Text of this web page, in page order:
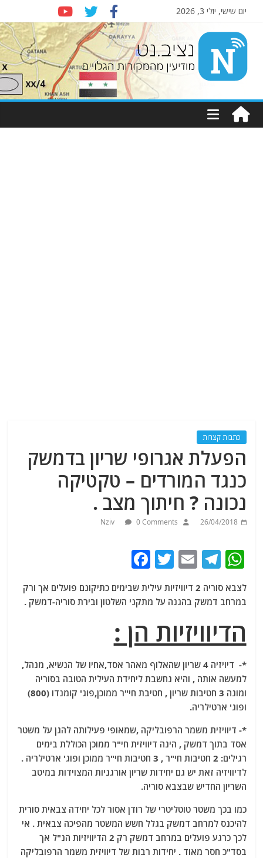
יום שישי, יולי 3, 2026
Nziv.net
מודיעין
מהמקורות
כתבות קצרות
הפעלת אגרופי שריון בדמשק
כנגד המורדים – טקטיקה
נכונה ? חיתוך מצב .
26/04/2018
Nziv 0 Comments
W
at
A
p
p
T
e
g
ra
m
E
ai
T
w
itt
er
c
b
o
o
k
לצבא סוריה 2 דיוויזיות עילית שבימים כתיקונם פועלים אך ורק
במרחב דמשק בהגנה על מתקני השלטון ובירת סוריה-דמשק .
הדיוויזיות הן :
*- דיויזיה 4 שריון שהאלוף מאהר אסד,אחיו של הנשיא, מנהל,
למעשה אותה , והיא נחשבת ליחידת העילית הטובה בסוריה
ומונה 3 חטיבות שריון , חטיבת חי"ר ממוכן,פוג' קומנדו (800)
ופוג' ארטילריה.
*- דיוויזית משמר הרפובליקה ,שמאופי פעילותה להגן על משטר
אסד בתוך דמשק , הינה דיוויזית חי"ר ממוכן הכוללת בימים
רגילים: 2 חטיבות חי"ר , 3 חטיבות חי"ר ממוכן ופוג' ארטילריה .
לדיוויזיה זאת יש גם יחידות שריון אורגניות המצוידות במיטב
השריון החדיש שבצבא סוריה.
כמו בכך משטר טוטליטרי של רודן אסור לכל יחידה צבאית סורית
להיכנס למרחב דמשק בגלל חשש המשטר מהפיכה צבאית . אי
לכך כרגע פועלים במרחב דמשק רק 2 הדיוויזיות הנ"ל אך
בסד"כ חסר מאוד . יחידות רבות של דיוויזית משמר הרפובליקה